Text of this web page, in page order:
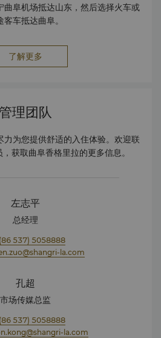
曲阜机场抵达山东，然后选择火车或
客车抵达曲阜。
了解更多
管理团队
力为您提供舒适的入住体验。欢迎联
获取曲阜香格里拉的更多信息。
左志平
总经理
(86 537) 5058888
la.com
孔超
市场传媒总监
(86 537) 5058888
la.com